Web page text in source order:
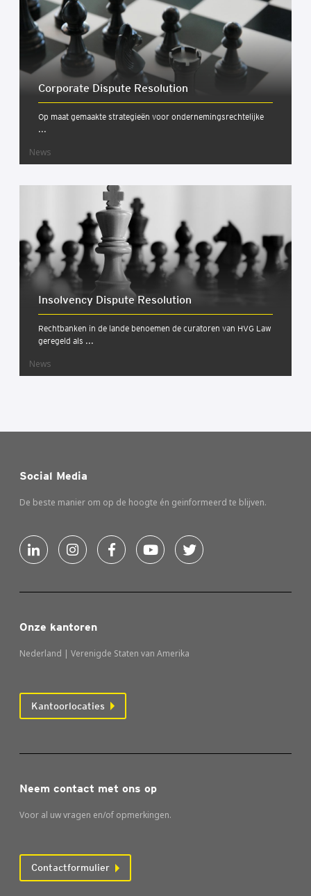
Cor­po­ra­te Dis­pu­te Reso­lu­ti­on
Op maat gemaakte strategieën voor ondernemingsrechtelijke
...
News
Insol­ven­cy Dis­pu­te Reso­lu­ti­on
Rechtbanken in de lande benoemen de curatoren van HVG Law
geregeld als ...
News
Onze kantoren
Nederland | Verenigde Staten van Amerika
Kantoorlocaties
Social Media
De beste manier om op de hoogte én geinformeerd te blijven.
Neem contact met ons op
Voor al uw vragen en/of opmerkingen.
Contactformulier